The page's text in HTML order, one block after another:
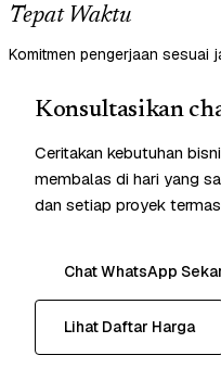
Tepat Waktu
Komitmen pengerjaan sesuai
Konsultasikan
Ceritakan kebutuhan
membalas di hari yang
dan setiap proyek
Chat WhatsApp
Lihat Daftar Harga